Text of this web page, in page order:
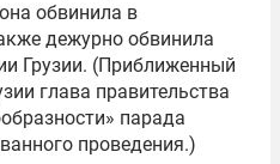
обвинила в
дежурно обвинила
Грузии. (Приближенный
глава правительства
парада
проведения.)